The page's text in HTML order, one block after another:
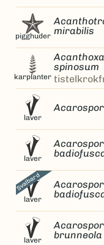
pigghuder mirabilis
karplanter
spinosum
laver
laver
Svalbard
laver
laver
brunneola